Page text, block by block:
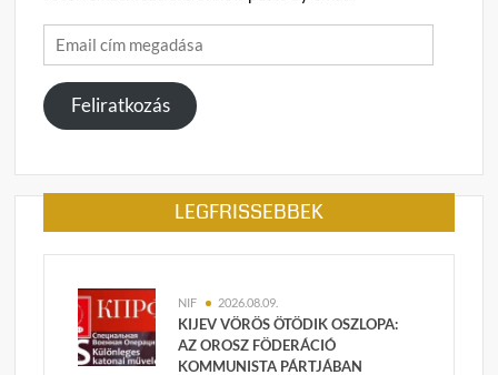
Email
cím
megadása
Feliratkozás
LEGFRISSEBBEK
NIF 2026.08.09.
KIJEV VÖRÖS ÖTÖDIK OSZLOPA:
AZ OROSZ FÖDERÁCIÓ
KOMMUNISTA PÁRTJÁBAN